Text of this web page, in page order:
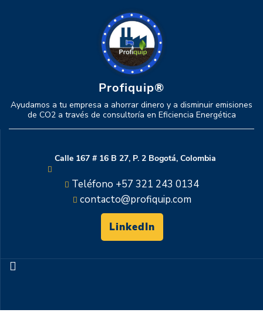
Profiquip®
Ayudamos a tu empresa a ahorrar dinero y a disminuir emisiones
de CO2 a través de consultoría en Eficiencia Energética
Calle 167 # 16 B 27, P. 2 Bogotá, Colombia
Teléfono +57 321 243 0134
contacto@profiquip.com
LinkedIn